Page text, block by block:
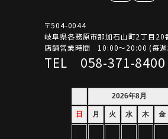
〒504-0044
岐阜県各務原市那加石山町2丁目
店舗営業時間 10:00～20:00 (毎週
TEL 058-371-8400